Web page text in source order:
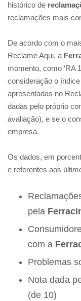
histórico de
reclamações mais
De acordo com o
Reclame Aqui, a
momento, como ‘RA
consideração o
apresentadas no
dadas pelo próprio
avaliação), e se o
empresa.
Os dados, em
e referentes aos
pela
com a
Problemas
Nota dada
(de 10)